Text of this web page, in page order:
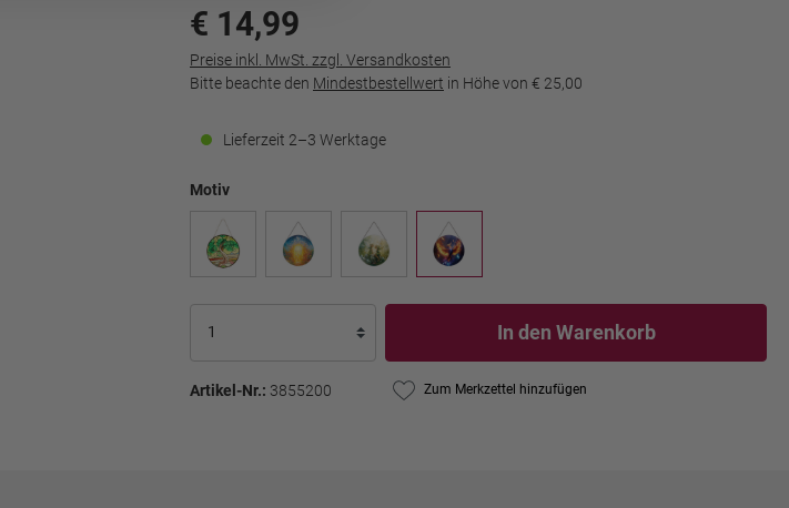
€ 14,99
Preise inkl. MwSt. zzgl. Versandkosten
Bitte beachte den Mindestbestellwert in Höhe von € 25,00
Lieferzeit 2–3 Werktage
Motiv
In den Warenkorb
Artikel-Nr.: 3855200 Zum Merkzettel hinzufügen